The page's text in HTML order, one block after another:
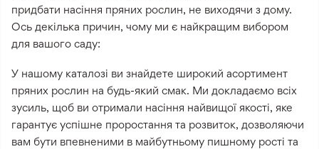
придбати насіння пряних рослин, не виходячи з дому.
Ось декілька причин, чому ми є найкращим вибором
для вашого саду:
У нашому каталозі ви знайдете широкий асортимент
пряних рослин на будь-який смак. Ми докладаємо всіх
зусиль, щоб ви отримали насіння найвищої якості, яке
гарантує успішне проростання та розвиток, дозволяючи
вам бути впевненими в майбутньому пишному рості та